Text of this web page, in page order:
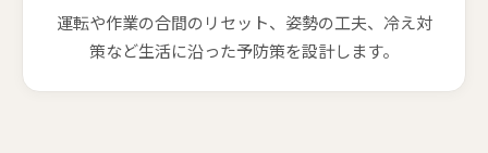
運転や作業の合間のリセット、姿勢の工夫、冷え対
策など生活に沿った予防策を設計します。